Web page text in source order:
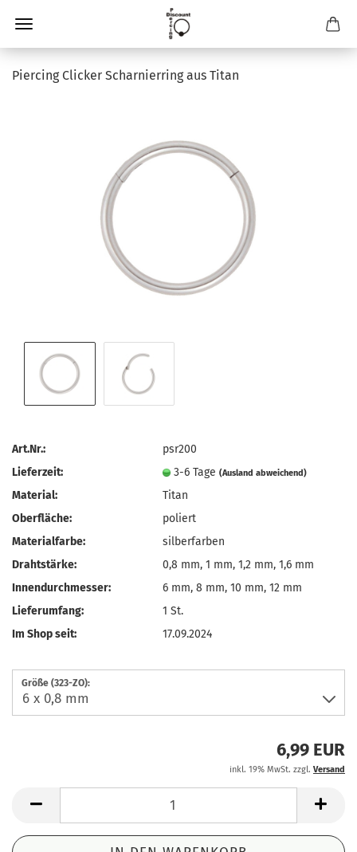
Piercing Clicker Scharnierring aus Titan
Art.Nr.:
psr200
Lieferzeit:
3-6 Tage(Ausland abweichend)
Material:
Titan
Oberfläche:
poliert
Materialfarbe:
silberfarben
Drahtstärke:
0,8 mm, 1 mm, 1,2 mm, 1,6 mm
Innendurchmesser:
6 mm, 8 mm, 10 mm, 12 mm
Lieferumfang:
1 St.
Im Shop seit:
17.09.2024
Größe (323-ZO):
6,99 EUR
inkl. 19% MwSt. zzgl. Versand